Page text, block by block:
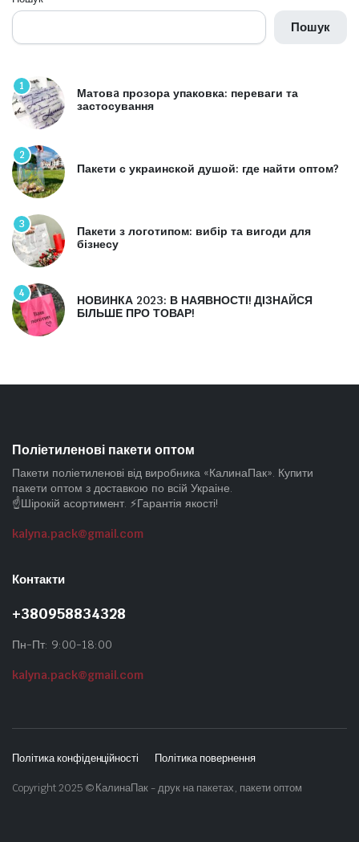
Пошук
1
Матовa прозора упаковка: переваги та
застосування
2
Пакети с украинской душой: где найти оптом?
3
Пакети з логотипом: вибір та вигоди для
бізнесу
4
НОВИНКА 2023: В НАЯВНОСТІ! ДІЗНАЙСЯ
БІЛЬШЕ ПРО ТОВАР!
Поліетиленові пакети оптом
Пакети поліетиленові від виробника «КалинаПак». Купити
пакети оптом з доставкою по всій Украіне.
☝️Шірокій асортимент. ⚡Гарантія якості!
kalyna.pack@gmail.com
Контакти
+380958834328
Пн-Пт: 9:00-18:00
kalyna.pack@gmail.com
Політика конфіденційності Політика повернення
Copyright 2025 © КалинаПак - друк на пакетах, пакети оптом